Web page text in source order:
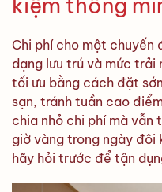
kiệm thông
Chi phí cho một chuyến
dạng lưu trú và mức trải
tối ưu bằng cách đặt
sạn, tránh tuần cao
chia nhỏ chi phí mà vẫn
giờ vàng trong ngày đôi
hãy hỏi trước để tận